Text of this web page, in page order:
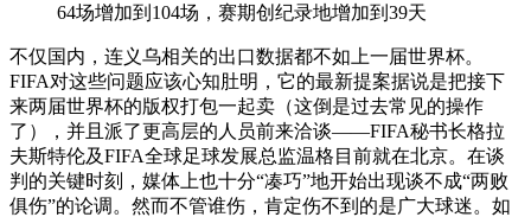
64场增加到104场，赛期创纪录地增加到39天
不仅国内，连义乌相关的出口数据都不如上一届世界杯。
FIFA对这些问题应该心知肚明，它的最新提案据说是把接下
来两届世界杯的版权打包一起卖（这倒是过去常见的操作
了），并且派了更高层的人员前来洽谈——FIFA秘书长格拉
夫斯特伦及FIFA全球足球发展总监温格目前就在北京。在谈
判的关键时刻，媒体上也十分“凑巧”地开始出现谈不成“两败
俱伤”的论调。然而不管谁伤，肯定伤不到的是广大球迷。如